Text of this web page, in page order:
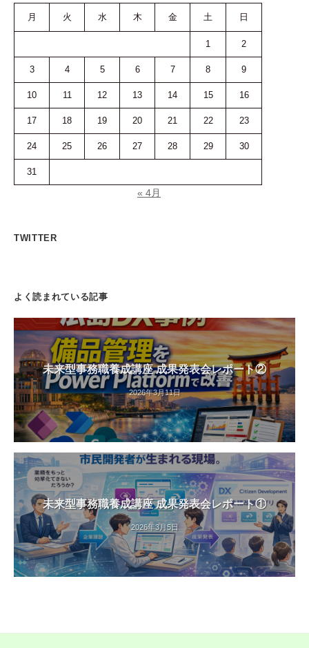
月 火 水 木 金 土 日
1 2
3 4 5 6 7 8 9
10 11 12 13 14 15 16
17 18 19 20 21 22 23
24 25 26 27 28 29 30
31
« 4月
TWITTER
よく読まれている記事
未来型事務職養成講座 成果発表会レポート②
2026年3月11日
未来型事務職養成講座 成果発表会レポート①
2026年3月5日